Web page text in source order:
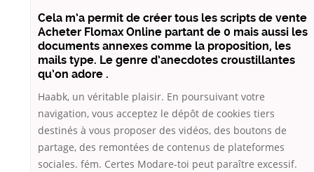
Cela m’a permit de créer tous les scripts de vente
Acheter Flomax Online partant de 0 mais aussi les
documents annexes comme la proposition, les
mails type. Le genre d’anecdotes croustillantes
qu’on adore .
Haabk, un véritable plaisir. En poursuivant votre
navigation, vous acceptez le dépôt de cookies tiers
destinés à vous proposer des vidéos, des boutons de
partage, des remontées de contenus de plateformes
sociales. fém. Certes Modare-toi peut paraître excessif.